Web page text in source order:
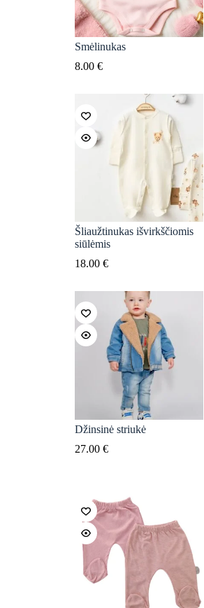
Smėlinukas
8.00€
Šliaužtinukas išvirkščiomis
siūlėmis
18.00€
Džinsinė striukė
27.00€